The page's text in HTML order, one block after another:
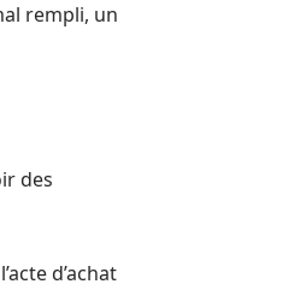
rempli, un
des
d’achat